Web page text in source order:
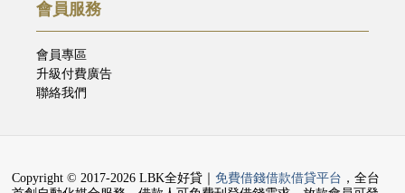
會員服務
會員專區
升級付費廣告
聯絡我們
Copyright © 2017-2026 LBK全好貸｜ 免費借錢借款借貸平台 ，全台